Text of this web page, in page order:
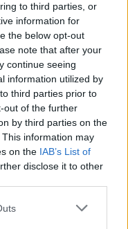
to third parties, or
information for
the below opt-out
note that after your
continue seeing
information utilized by
third parties prior to
out of the further
by third parties on the
This information may
on the IAB’s List of
disclose it to other
one or more Google
nagy múltú
és bútorüzlet
három nyelvű
hirdeti az
szó sincs rajta
milyen
a magyar